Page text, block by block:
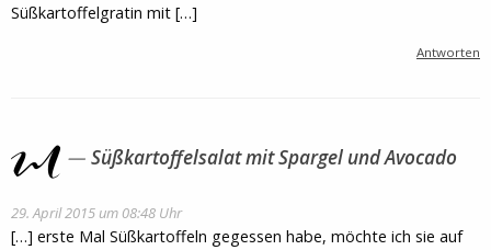
Süßkartoffelgratin mit […]
Antworten
Süßkartoffelsalat mit Spargel und Avocado
29. April 2015 um 08:48 Uhr
[…] erste Mal Süßkartoffeln gegessen habe, möchte ich sie auf